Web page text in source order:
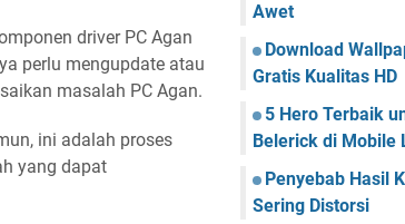
driver PC Agan
perlu mengupdate atau
masalah PC Agan.
ini adalah proses
yang dapat
Awet
Download
Gratis Kualitas HD
5 Hero Terbaik
Belerick di Mobile
Penyebab Hasil
Sering Distorsi